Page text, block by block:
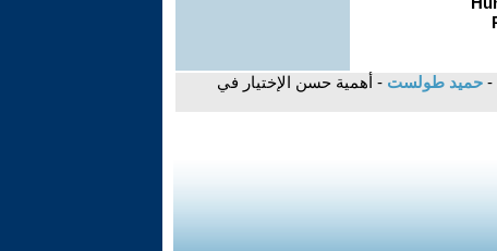
- حميد طولست - أهمية حسن الإختيار في